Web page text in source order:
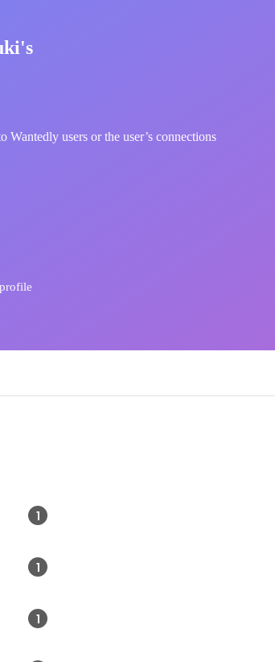
users or the user’s connections
1
1
1